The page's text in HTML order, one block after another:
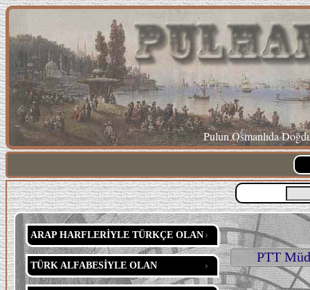
Pulun Osmanlıda
ARAP HARFLERİYLE TÜRKÇE OLAN
TÜRK ALFABESİYLE OLAN
PTT